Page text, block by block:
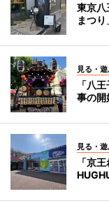
東京
まつ
見る・
「八
事の開
見る・
「京